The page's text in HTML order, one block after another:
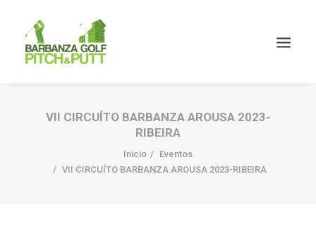
VII CIRCUÍTO BARBANZA AROUSA 2023-
RIBEIRA
Inicio
Eventos
VII CIRCUÍTO BARBANZA AROUSA 2023-RIBEIRA